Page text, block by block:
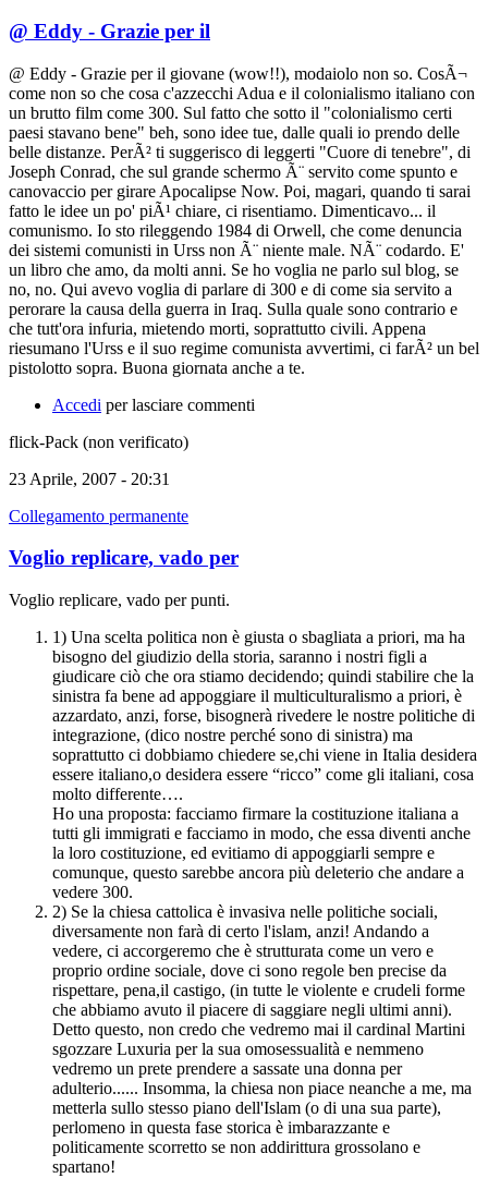
@ Eddy - Grazie per il
@ Eddy - Grazie per il giovane (wow!!), modaiolo non so. CosÃ¬
come non so che cosa c'azzecchi Adua e il colonialismo italiano con
un brutto film come 300. Sul fatto che sotto il "colonialismo certi
paesi stavano bene" beh, sono idee tue, dalle quali io prendo delle
belle distanze. PerÃ² ti suggerisco di leggerti "Cuore di tenebre", di
Joseph Conrad, che sul grande schermo Ã¨ servito come spunto e
canovaccio per girare Apocalipse Now. Poi, magari, quando ti sarai
fatto le idee un po' piÃ¹ chiare, ci risentiamo. Dimenticavo... il
comunismo. Io sto rileggendo 1984 di Orwell, che come denuncia
dei sistemi comunisti in Urss non Ã¨ niente male. NÃ¨ codardo. E'
un libro che amo, da molti anni. Se ho voglia ne parlo sul blog, se
no, no. Qui avevo voglia di parlare di 300 e di come sia servito a
perorare la causa della guerra in Iraq. Sulla quale sono contrario e
che tutt'ora infuria, mietendo morti, soprattutto civili. Appena
riesumano l'Urss e il suo regime comunista avvertimi, ci farÃ² un bel
pistolotto sopra. Buona giornata anche a te.
Accedi per lasciare commenti
flick-Pack (non verificato)
23 Aprile, 2007 - 20:31
Collegamento permanente
Voglio replicare, vado per
Voglio replicare, vado per punti.
1) Una scelta politica non è giusta o sbagliata a priori, ma ha
bisogno del giudizio della storia, saranno i nostri figli a
giudicare ciò che ora stiamo decidendo; quindi stabilire che la
sinistra fa bene ad appoggiare il multiculturalismo a priori, è
azzardato, anzi, forse, bisognerà rivedere le nostre politiche di
integrazione, (dico nostre perché sono di sinistra) ma
soprattutto ci dobbiamo chiedere se,chi viene in Italia desidera
essere italiano,o desidera essere “ricco” come gli italiani, cosa
molto differente….
Ho una proposta: facciamo firmare la costituzione italiana a
tutti gli immigrati e facciamo in modo, che essa diventi anche
la loro costituzione, ed evitiamo di appoggiarli sempre e
comunque, questo sarebbe ancora più deleterio che andare a
vedere 300.
2) Se la chiesa cattolica è invasiva nelle politiche sociali,
diversamente non farà di certo l'islam, anzi! Andando a
vedere, ci accorgeremo che è strutturata come un vero e
proprio ordine sociale, dove ci sono regole ben precise da
rispettare, pena,il castigo, (in tutte le violente e crudeli forme
che abbiamo avuto il piacere di saggiare negli ultimi anni).
Detto questo, non credo che vedremo mai il cardinal Martini
sgozzare Luxuria per la sua omosessualità e nemmeno
vedremo un prete prendere a sassate una donna per
adulterio...... Insomma, la chiesa non piace neanche a me, ma
metterla sullo stesso piano dell'Islam (o di una sua parte),
perlomeno in questa fase storica è imbarazzante e
politicamente scorretto se non addirittura grossolano e
spartano!